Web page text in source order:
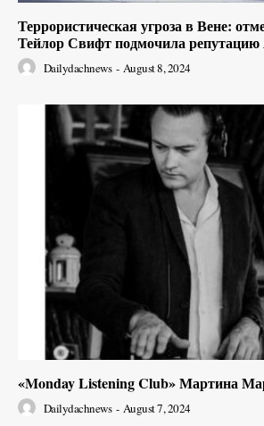
Террористическая угроза в Вене:
Тейлор Свифт подмочила
Dailydachnews - August 8, 2024
«Monday Listening Club» Мартина
Dailydachnews - August 7, 2024